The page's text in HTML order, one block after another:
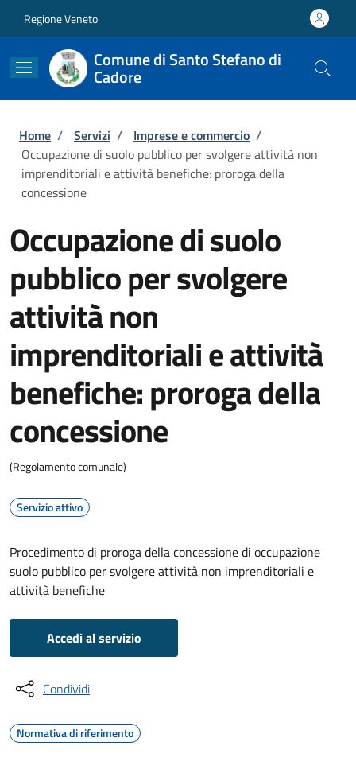
Regione Veneto
Comune di Santo Stefano di
Cadore
Briciole di pane
Home / Servizi / Imprese e commercio /
Occupazione di suolo pubblico per svolgere attività non
imprenditoriali e attività benefiche: proroga della
concessione
Occupazione di suolo
pubblico per svolgere
attività non
imprenditoriali e attività
benefiche: proroga della
concessione
(Regolamento comunale)
Servizio attivo
Procedimento di proroga della concessione di occupazione
suolo pubblico per svolgere attività non imprenditoriali e
attività benefiche
Accedi al servizio
Condividi
Normativa di riferimento